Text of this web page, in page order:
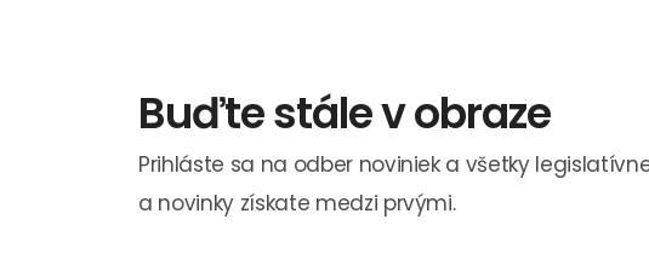
Buďte stále v obraze
Prihláste sa na odber noviniek a všetky
a novinky získate medzi prvými.